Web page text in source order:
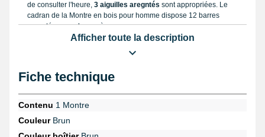
de consulter l'heure, 3 aiguilles aregntés sont appropriées. Le
cadran de la Montre en bois pour homme dispose 12 barres
argentées pour les repères.
Permettant d'accomoder la taille avec un poignet
, une boucle de couleur argentée
moyen de goupille de 18 mm.
Afficher toute la description
Fiche technique
Contenu 1 Montre
CouleurBrun